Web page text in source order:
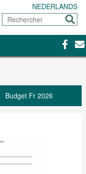
NEDERLANDS
Rechercher
Budget Fr 2026